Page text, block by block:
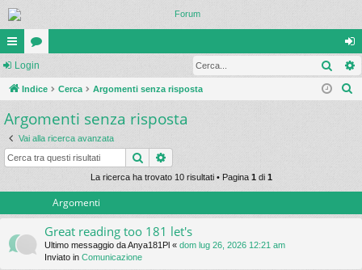
oll
eg
a
m
en
ap
or
u
m
og
in
Login
Indice Cerca Argomenti senza risposta
Argomenti senza risposta
Vai alla ricerca avanzata
Cerca
La ricerca ha trovato 10 risultati • Pagina 1di 1
Argomenti
Great reading too 181 let's
Ultimo messaggio daAnya181Pl « dom lug 26, 2026 12:21 am
Inviato in Comunicazione